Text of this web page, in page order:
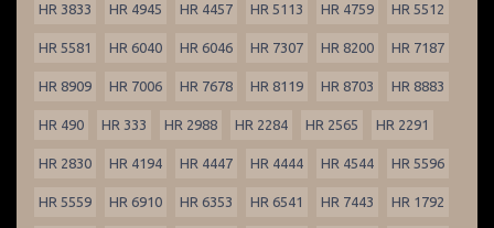
HR 3833 HR 4945 HR 4457 HR 5113 HR 4759 HR 5512
HR 5581 HR 6040 HR 6046 HR 7307 HR 8200 HR 7187
HR 8909 HR 7006 HR 7678 HR 8119 HR 8703 HR 8883
HR 490 HR 333 HR 2988 HR 2284 HR 2565 HR 2291
HR 2830 HR 4194 HR 4447 HR 4444 HR 4544 HR 5596
HR 5559 HR 6910 HR 6353 HR 6541 HR 7443 HR 1792